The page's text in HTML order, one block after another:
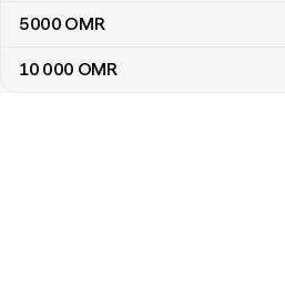
5000 OMR
10 000 OMR